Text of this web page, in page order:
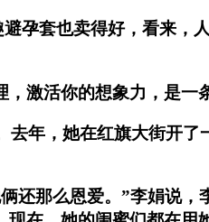
孕套也卖得好，看来，
激活你的想象力，是一
年，她在红旗大街开
还那么恩爱。”李娟说